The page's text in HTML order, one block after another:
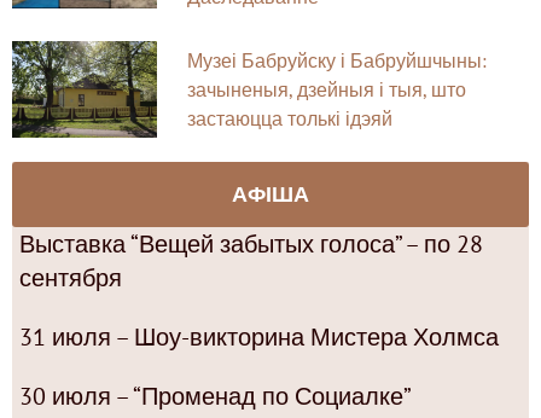
Музеі Бабруйску і Бабруйшчыны:
зачыненыя, дзейныя і тыя, што
застаюцца толькі ідэяй
АФІША
Выставка “Вещей забытых голоса” – по 28
сентября
31 июля – Шоу-викторина Мистера Холмса
30 июля – “Променад по Социалке”